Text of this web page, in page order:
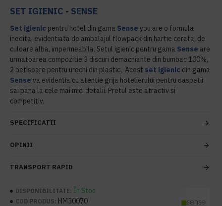
SET IGIENIC - SENSE
Set igienic pentru hotel din gama Sense you are o formula
inedita, evidentiata de ambalajul flowpack din hartie cerata, de
culoare alba, impermeabila. Setul igienic pentru gama Sense are
urmatoarea compozitie:3 discuri demachiante din bumbac 100%,
2 betisoare pentru urechi din plastic, Acest set igienic din gama
Sense va evidentia cu atentie grija hotelierului pentru oaspetii
sai pana la cele mai mici detalii. Pretul este atractiv si
competitiv.
SPECIFICATII
OPINII
TRANSPORT RAPID
DISPONIBILITATE: În Stoc
COD PRODUS: HM30070